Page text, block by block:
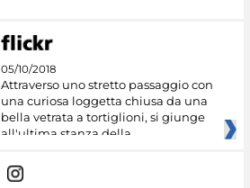
05/10/2018
Attraverso uno stretto passaggio con
una curiosa loggetta chiusa da una
bella vetrata a tortiglioni, si giunge
all'ultima stanza della